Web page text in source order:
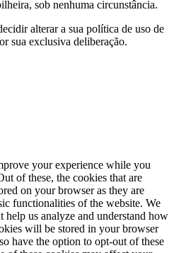
sob nenhuma circunstância.
alterar a sua política de uso de
sua exclusiva deliberação.
your experience while you
of these, the cookies that are
on your browser as they are
functionalities of the website. We
help us analyze and understand how
will be stored in your browser
have the option to opt-out of these